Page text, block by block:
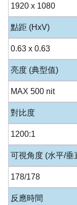
1920 x 1080
點距 (HxV)
0.63 x 0.63
亮度 (典型值)
MAX 500 nit
對比度
1200:1
可視角度 (水平/垂
178/178
反應時間